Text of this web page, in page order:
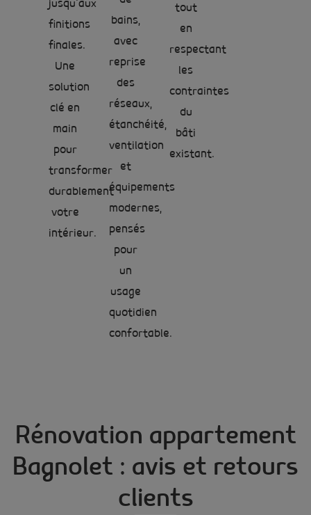
jusqu’aux
finitions
finales.
Une
solution
clé en
main
pour
transformer
durablement
votre
intérieur.
bains,
avec
reprise
des
réseaux,
étanchéité,
ventilation
et
équipements
modernes,
pensés
pour
un
usage
quotidien
confortable.
tout
en
respectant
les
contraintes
du
bâti
existant.
Rénovation appartement
Bagnolet : avis et retours
clients